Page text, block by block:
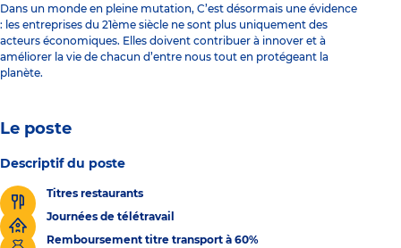
Dans un monde en pleine mutation, C’est désormais une évidence
: les entreprises du 21ème siècle ne sont plus uniquement des
acteurs économiques. Elles doivent contribuer à innover et à
améliorer la vie de chacun d’entre nous tout en protégeant la
planète.
Le poste
Descriptif du poste
Titres restaurants
Journées de télétravail
Remboursement titre transport à 60%